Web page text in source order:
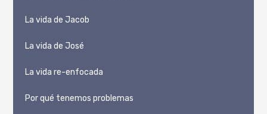
La vida de Jacob
La vida de José
La vida re-enfocada
Por qué tenemos problemas